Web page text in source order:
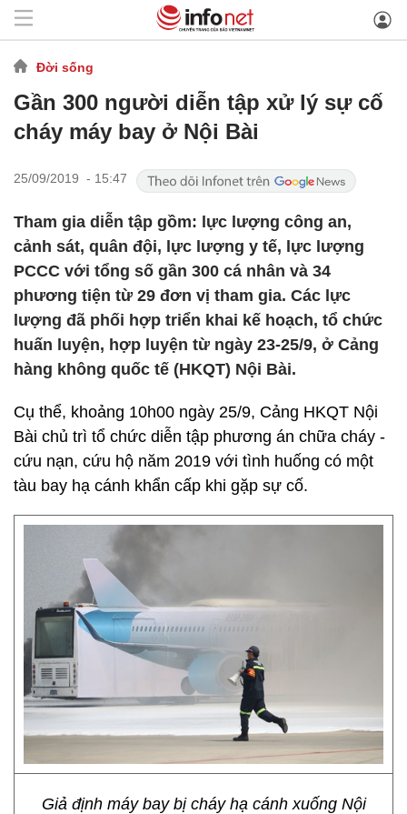
Đời sống
Gần 300 người diễn tập xử lý sự cố
cháy máy bay ở Nội Bài
25/09/2019 - 15:47
Tham gia diễn tập gồm: lực lượng công an,
cảnh sát, quân đội, lực lượng y tế, lực lượng
PCCC với tổng số gần 300 cá nhân và 34
phương tiện từ 29 đơn vị tham gia. Các lực
lượng đã phối hợp triển khai kế hoạch, tổ chức
huấn luyện, hợp luyện từ ngày 23-25/9, ở Cảng
hàng không quốc tế (HKQT) Nội Bài.
Cụ thể, khoảng 10h00 ngày 25/9, Cảng HKQT Nội
Bài chủ trì tổ chức diễn tập phương án chữa cháy -
cứu nạn, cứu hộ năm 2019 với tình huống có một
tàu bay hạ cánh khẩn cấp khi gặp sự cố.
Giả định máy bay bị cháy hạ cánh xuống Nội